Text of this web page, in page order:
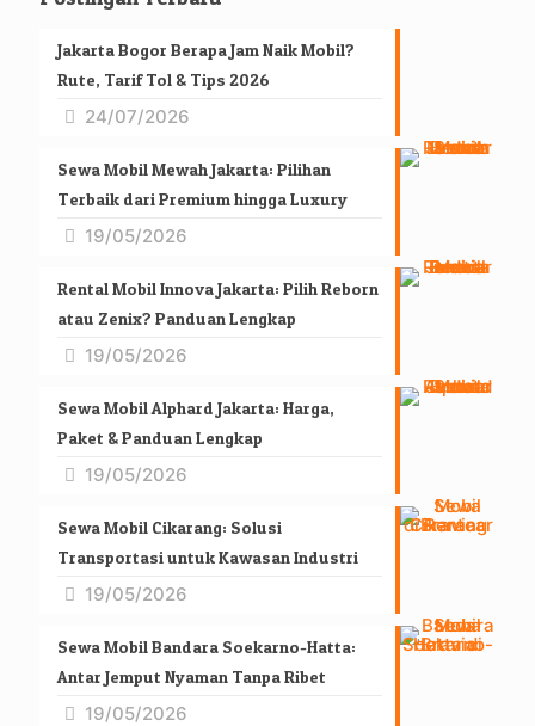
Jakarta Bogor Berapa Jam Naik Mobil?
Rute, Tarif Tol & Tips 2026
24/07/2026
Sewa Mobil Mewah Jakarta: Pilihan
Terbaik dari Premium hingga Luxury
19/05/2026
Rental Mobil Innova Jakarta: Pilih Reborn
atau Zenix? Panduan Lengkap
19/05/2026
Sewa Mobil Alphard Jakarta: Harga,
Paket & Panduan Lengkap
19/05/2026
Sewa Mobil Cikarang: Solusi
Transportasi untuk Kawasan Industri
19/05/2026
Sewa Mobil Bandara Soekarno-Hatta:
Antar Jemput Nyaman Tanpa Ribet
19/05/2026